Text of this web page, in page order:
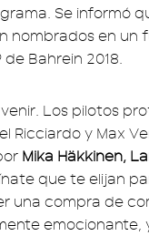
Se informó
nombrados en un
de Bahrein 2018.
Los pilotos
Ricciardo y Max
Mika Häkkinen,
que te elijan
una compra de